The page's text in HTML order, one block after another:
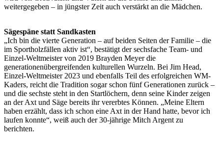
weitergegeben – in jüngster Zeit auch verstärkt an die Mädchen.
Sägespäne statt Sandkasten
„Ich bin die vierte Generation – auf beiden Seiten der Familie – die
im Sportholzfällen aktiv ist“, bestätigt der sechsfache Team- und
Einzel-Weltmeister von 2019 Brayden Meyer die
generationenübergreifenden kulturellen Wurzeln. Bei Jim Head,
Einzel-Weltmeister 2023 und ebenfalls Teil des erfolgreichen WM-
Kaders, reicht die Tradition sogar schon fünf Generationen zurück –
und die sechste steht in den Startlöchern, denn seine Kinder zeigen
an der Axt und Säge bereits ihr vererbtes Können. „Meine Eltern
haben erzählt, dass ich schon eine Axt in der Hand hatte, bevor ich
laufen konnte“, weiß auch der 30-jährige Mitch Argent zu
berichten.